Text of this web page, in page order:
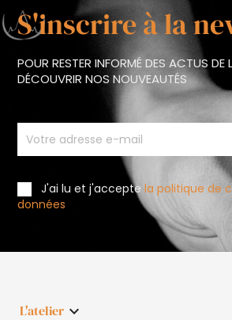
S'inscrire à la
POUR RESTER INFORMÉ DES ACTUS DE
DÉCOUVRIR NOS NOUVEAUTÉS
J'ai lu et j'acceptela politique de
données
L'atelier 